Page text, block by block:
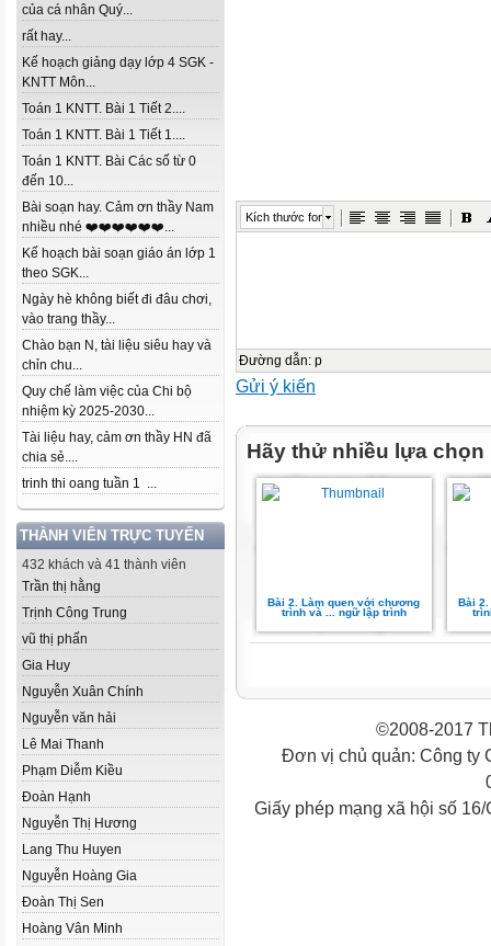
của cá nhân Quý...
rất hay...
Kế hoạch giảng dạy lớp 4 SGK -
KNTT Môn...
Toán 1 KNTT. Bài 1 Tiết 2....
Toán 1 KNTT. Bài 1 Tiết 1....
Toán 1 KNTT. Bài Các số từ 0
đến 10...
Bài soạn hay. Cảm ơn thầy Nam
nhiều nhé ❤️❤️❤️❤️❤️❤️...
Kế hoạch bài soạn giáo án lớp 1
theo SGK...
Ngày hè không biết đi đâu chơi,
vào trang thầy...
Chào bạn N, tài liệu siêu hay và
chỉn chu...
Quy chế làm việc của Chi bộ
nhiệm kỳ 2025-2030...
Tài liệu hay, cảm ơn thầy HN đã
chia sẻ....
trinh thi oang tuần 1 ...
THÀNH VIÊN TRỰC TUYẾN
432 khách và 41 thành viên
Trần thị hằng
Trịnh Công Trung
vũ thị phấn
Gia Huy
Nguyễn Xuân Chính
Nguyễn văn hải
Lê Mai Thanh
Phạm Diễm Kiều
Đoàn Hạnh
Nguyễn Thị Hương
Lang Thu Huyen
Nguyễn Hoàng Gia
Đoàn Thị Sen
Hoàng Vân Minh
Kích thước font
Đường dẫn: p
Gửi ý kiến
Hãy thử nhiều lựa chọn
Bài 2. Làm quen với chương
trình và ... ngữ lập trình
Bài
©2008-2017
Đơn vị chủ quản: Công ty
Giấy phép mạng xã hội số